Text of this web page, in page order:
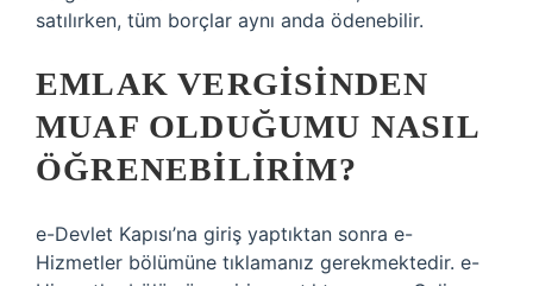
satılırken, tüm borçlar aynı anda ödenebilir.
EMLAK VERGISINDEN
MUAF OLDUĞUMU NASIL
ÖĞRENEBILIRIM?
e-Devlet Kapısı’na giriş yaptıktan sonra e-
Hizmetler bölümüne tıklamanız gerekmektedir. e-